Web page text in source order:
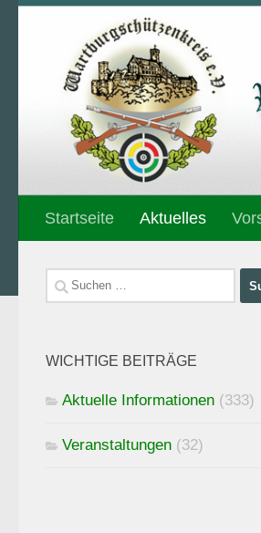
Unter dem Inhalt
Startseite Aktuelles
Suchen
nach:
WICHTIGE BEITRÄGE
Aktuelle Informationen (333)
Veranstaltungen (32)